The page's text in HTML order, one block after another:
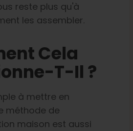
reste plus qu'à
les assembler.
Cela
T-Il ?
à mettre en
méthode de
maison est aussi